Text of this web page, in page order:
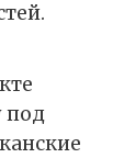
под